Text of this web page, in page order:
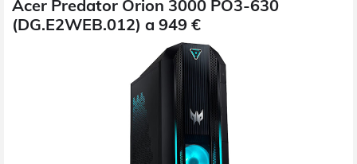
Acer Predator Orion 3000 PO3-630
(DG.E2WEB.012) a 949 €